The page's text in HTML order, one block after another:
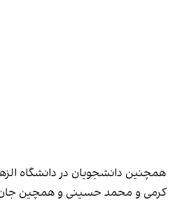
همچنین دانشجویان در دانشگاه‌
کرمی و محمد حسینی و همچین